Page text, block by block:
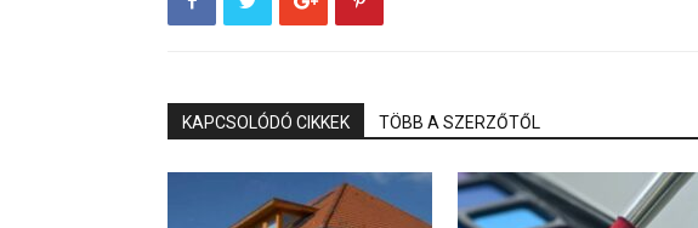
KAPCSOLÓDÓ CIKKEK TÖBB A SZERZŐTŐL